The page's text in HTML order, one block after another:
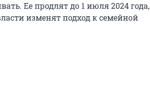
Ее продлят до 1 июля 2024 года,
изменят подход к семейной